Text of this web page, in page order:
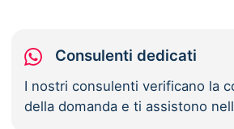
Consulenti dedicati
I nostri consulenti verificano la
della domanda e ti assistono